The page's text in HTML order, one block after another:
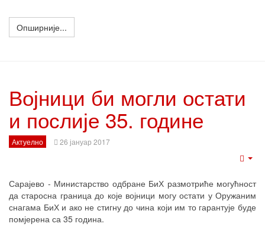
Опширније...
Војници би могли остати
и послије 35. године
Актуелно 26 јануар 2017
Сарајево - Министарство одбране БиХ размотриће могућност
да старосна граница до које војници могу остати у Оружаним
снагама БиХ и ако не стигну до чина који им то гарантује буде
помјерена са 35 година.